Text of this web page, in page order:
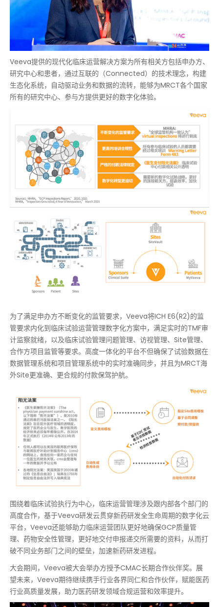
Veeva提供的现代化临床运营解决方案为所有相关方包括申办方、
研究中心和患者，通过互联的（Connected）的技术理念，构建
生态化系统，自动驱动业务和数据的流转，能够为MRCT各个国家
所有的研究中心、参与方提供更好的数字化体验。
为了满足申办方不断变化的监管要求，Veeva将ICH E6(R2)的监
管要求内化到临床试验运营管理数字化方案中，满足实时的TMF审
计监察就绪，以及临床试验管理问题管理、访视管理、Site管理、
合作方项目监管等要求。高度一体化的平台不但确保了试验数据在
数据管理系统和项目管理系统中的实时准确同步，并且为MRCT海
外Site更准确、更合规的付款保驾护航。
围绕着临床试验执行为中心，临床运营管理涉及跟内部各个部门的
高度合作，基于Veeva研发云贯穿新药研发全生命周期的数字化云
平台，Veeva还能够助力临床运营团队更好地确保GCP质量管
理、药物安全性管理，更好地交付申报递交所需要的资料，从而打
破不同业务部门之间的壁垒，加速新药研发进程。
大会期间，Veeva被大会举办方授予CMAC长期合作伙伴奖。展
望未来，Veeva期待继续携手行业各界同仁和合作伙伴，赋能医药
行业高质量发展，助力医药研发领域合规运营和效率提升。